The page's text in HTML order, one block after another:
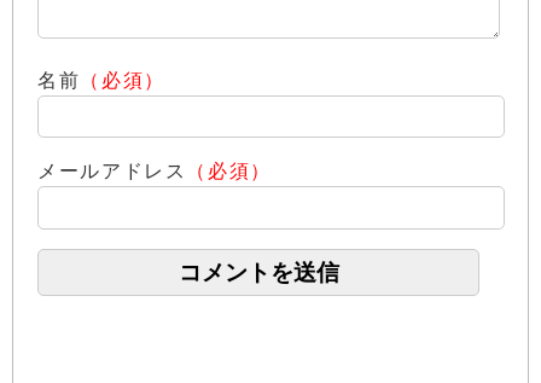
名前 （必須）
メールアドレス （必須）